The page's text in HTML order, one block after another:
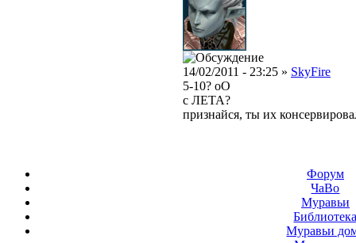
14/02/2011 - 23:25 » SkyFire
5-10? oO
с ЛЕТА?
признайся, ты их
Форум
ЧаВо
Муравьи
Муравьи